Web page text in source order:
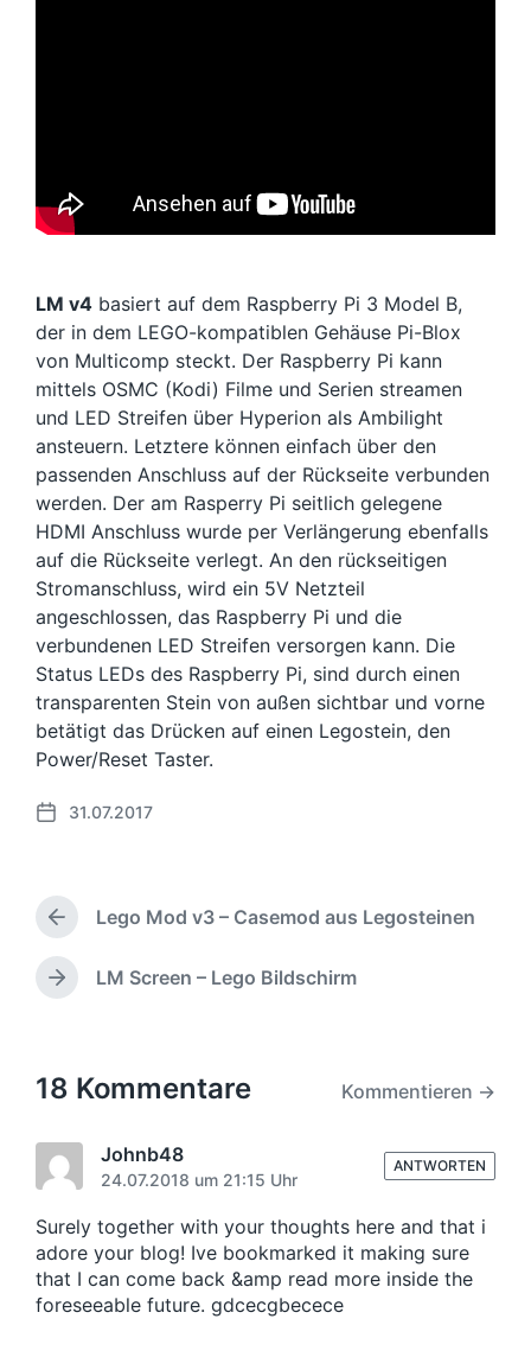
LM v4 basiert auf dem Raspberry Pi 3 Model B,
der in dem LEGO-kompatiblen Gehäuse Pi-Blox
von Multicomp steckt. Der Raspberry Pi kann
mittels OSMC (Kodi) Filme und Serien streamen
und LED Streifen über Hyperion als Ambilight
ansteuern. Letztere können einfach über den
passenden Anschluss auf der Rückseite verbunden
werden. Der am Rasperry Pi seitlich gelegene
HDMI Anschluss wurde per Verlängerung ebenfalls
auf die Rückseite verlegt. An den rückseitigen
Stromanschluss, wird ein 5V Netzteil
angeschlossen, das Raspberry Pi und die
verbundenen LED Streifen versorgen kann. Die
Status LEDs des Raspberry Pi, sind durch einen
transparenten Stein von außen sichtbar und vorne
betätigt das Drücken auf einen Legostein, den
Power/Reset Taster.
B
r
g
s
u
31.07.2017
V
o
r
h
g
r
B
t
r
a
g
Lego Mod v3 – Casemod aus Legosteinen
N
s
t
r
B
i
t
r
a
g
LM Screen – Lego Bildschirm
18 Kommentare Kommentieren →
Johnb48
24.07.2018 um 21:15 Uhr
Surely together with your thoughts here and that i
adore your blog! Ive bookmarked it making sure
that I can come back &amp read more inside the
foreseeable future. gdcecgbecece
ANTWORTEN